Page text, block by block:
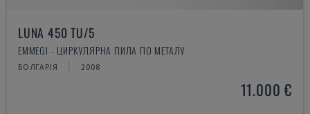
LUNA 450 TU/5
EMMEGI - ЦИРКУЛЯРНА ПИЛА ПО МЕТАЛУ
БОЛГАРІЯ 2008
11.000 €